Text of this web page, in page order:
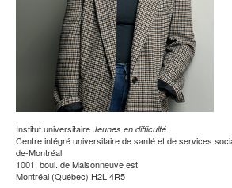
Institut universitaire Jeunes en difficulté
Centre intégré universitaire de santé et de services
de-Montréal
1001, boul. de Maisonneuve est
Montréal (Québec) H2L 4R5